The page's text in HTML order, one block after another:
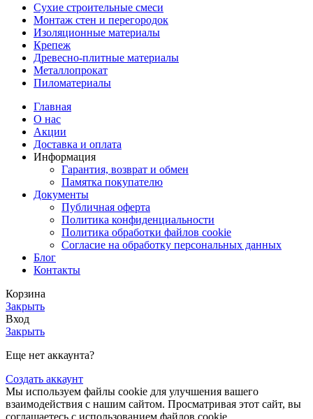
Сухие строительные смеси
Монтаж стен и перегородок
Изоляционные материалы
Крепеж
Древесно-плитные материалы
Металлопрокат
Пиломатериалы
Главная
О нас
Акции
Доставка и оплата
Информация
Гарантия, возврат и обмен
Памятка покупателю
Документы
Публичная оферта
Политика конфиденциальности
Политика обработки файлов cookie
Согласие на обработку персональных данных
Блог
Контакты
Корзина
Закрыть
Вход
Закрыть
Еще нет аккаунта?
Создать аккаунт
Мы используем файлы cookie для улучшения вашего
взаимодействия с нашим сайтом. Просматривая этот сайт, вы
соглашаетесь с использованием файлов cookie.